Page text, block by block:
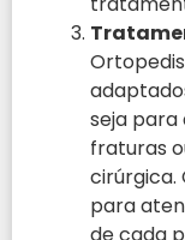
seja
fraturas
para